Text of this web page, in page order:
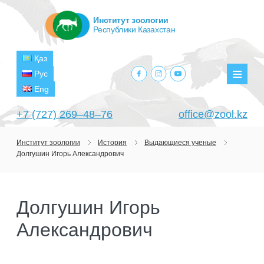
+7 (727) 269‒48‒76 office@zool.kz
Қаз
Рус
Eng
facebook.com
instagram.com
youtube.com
Институт зоологии
Республики Казахстан
ГЛАВНАЯ
ЦЕЛИ И ЗАДАЧИ
РУКОВОДСТВО
ПОДРАЗДЕЛЕНИЯ
ЛАБОРАТОРИИ
ПРОЕКТЫ
Институт зоологии История
Выдающиеся ученые
Долгушин Игорь Александрович
Долгушин Игорь
Александрович